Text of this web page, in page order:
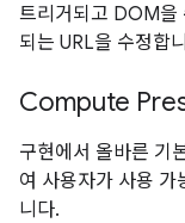
트리거되고 DOM을
되는 URL을 수정합
Compute
구현에서 올바른 기
여 사용자가 사용 가
니다.